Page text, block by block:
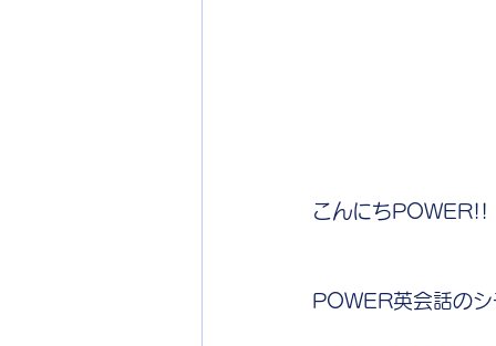
こんにちPOWER!!
POWER英会話のシ